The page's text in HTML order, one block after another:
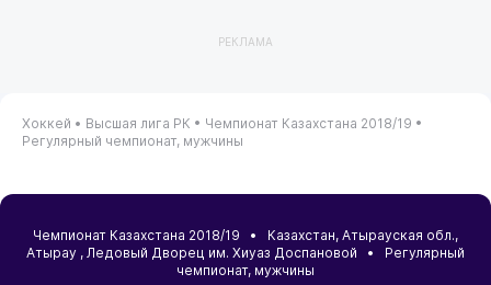
РЕКЛАМА
Хоккей • Высшая лига РК • Чемпионат Казахстана 2018/19 •
Регулярный чемпионат, мужчины
Чемпионат Казахстана 2018/19 • Казахстан, Атырауская обл.,
Атырау , Ледовый Дворец им. Хиуаз Доспановой • Регулярный
чемпионат, мужчины